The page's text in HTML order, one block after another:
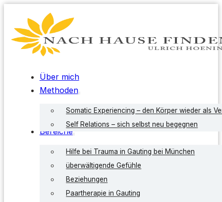
Über mich
Methoden
Somatic Experiencing – den Körper wieder als
Self Relations – sich selbst neu begegnen
Bereiche
Hilfe bei Trauma in Gauting bei München
überwältigende Gefühle
Beziehungen
Paartherapie in Gauting